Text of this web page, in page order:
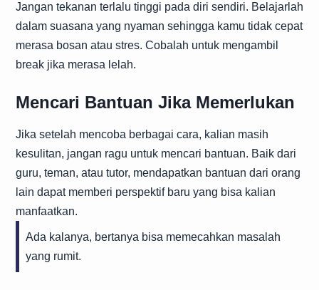
Jangan tekanan terlalu tinggi pada diri sendiri. Belajarlah
dalam suasana yang nyaman sehingga kamu tidak cepat
merasa bosan atau stres. Cobalah untuk mengambil
break jika merasa lelah.
Mencari Bantuan Jika Memerlukan
Jika setelah mencoba berbagai cara, kalian masih
kesulitan, jangan ragu untuk mencari bantuan. Baik dari
guru, teman, atau tutor, mendapatkan bantuan dari orang
lain dapat memberi perspektif baru yang bisa kalian
manfaatkan.
Ada kalanya, bertanya bisa memecahkan masalah
yang rumit.